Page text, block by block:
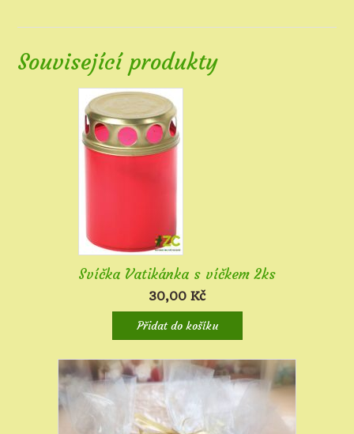
Související produkty
Svíčka Vatikánka s víčkem 2ks
30,00 Kč
Přidat do košíku